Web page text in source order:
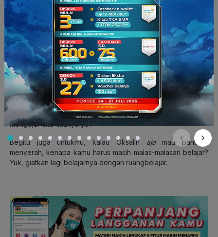
berkisar 60, 70, dan paling tinggi 75. Namun, sekarang
deretan nilainya terus meroket hingga 80, 90, dan 100.
Ibunya menambahkan, ia tidak lagi perlu guru les.
“Semangatnya semenjak pakai Ruangguru, dia jadi luar biasa
belajarnya sampai malam”.
Meski masih di usia sangat muda, ia sadar bahwa pendidikan
adalah sarana utamanya untuk memajukan daerah Sangihe,
membanggakan orang tua, dan juga membantu orang-orang
di sekitar. Satu pedoman yang terus dipegang Oksalin hingga
Kuatkanlah hatimu. Jangan lemah semangatmu, karena
ada upah bagi usahamu. Semoga, ia tidak pernah berhenti
mengejar cita-citanya ya!
Begitu juga untukmu, kalau Oksalin ajamau pantang
menyerah, kenapa kamu harus masih malas-malasan belajar?
Yuk, giatkan lagi belajarnya dengan ruangbelajar.